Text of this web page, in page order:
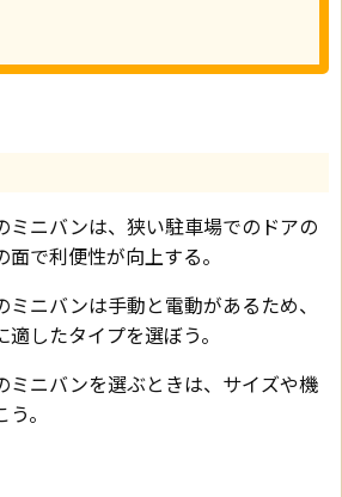
ミニバンは、狭い駐車場でのドアの
で利便性が向上する。
ミニバンは手動と電動があるため、
したタイプを選ぼう。
ミニバンを選ぶときは、サイズや機
。